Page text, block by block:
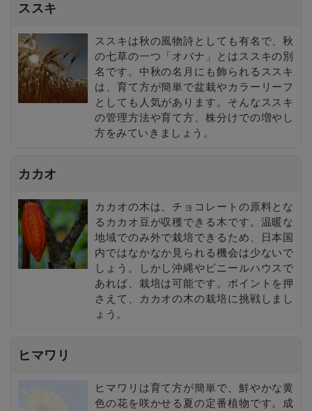
ススキ
ススキは秋の風物詩としても有名で、秋
の七草の一つ「オバナ」とはススキの別
名です。中秋の名月にも飾られるススキ
は、育て方が簡単で盆栽やカラーリーフ
としても人気があります。そんなススキ
の管理方法や育て方、株分けでの増やし
方をみていきましょう。
カカオ
カカオの木は、チョコレートの原料とな
るカカオ豆が収穫できる木です。温暖な
地域でのみ外で栽培できるため、日本国
内ではなかなか見られる機会は少ないで
しょう。しかし沖縄やビニールハウスで
あれば、栽培は可能です。ポイントを押
さえて、カカオの木の栽培に挑戦しまし
ょう。
ヒマワリ
ヒマワリは育て方が簡単で、鮮やかな黄
色の花を咲かせる夏の定番植物です。成